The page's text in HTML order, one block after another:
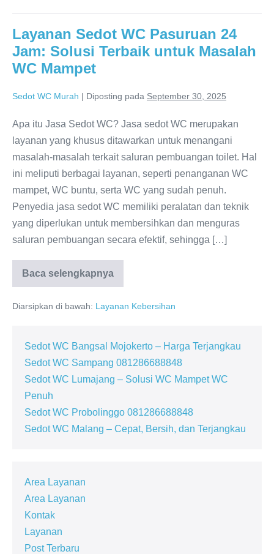
Layanan Sedot WC Pasuruan 24
Jam: Solusi Terbaik untuk Masalah
WC Mampet
Sedot WC Murah | Diposting pada September 30, 2025
Apa itu Jasa Sedot WC? Jasa sedot WC merupakan
layanan yang khusus ditawarkan untuk menangani
masalah-masalah terkait saluran pembuangan toilet. Hal
ini meliputi berbagai layanan, seperti penanganan WC
mampet, WC buntu, serta WC yang sudah penuh.
Penyedia jasa sedot WC memiliki peralatan dan teknik
yang diperlukan untuk membersihkan dan menguras
saluran pembuangan secara efektif, sehingga […]
Baca selengkapnya
Layanan
Sedot
Pasuruan
Terbaik
Masalah
WC
Mampet
Diarsipkan di bawah: Layanan Kebersihan
Sedot WC Bangsal Mojokerto – Harga Terjangkau
Sedot WC Sampang 081286688848
Sedot WC Lumajang – Solusi WC Mampet WC
Penuh
Sedot WC Probolinggo 081286688848
Sedot WC Malang – Cepat, Bersih, dan Terjangkau
Area Layanan
Area Layanan
Kontak
Layanan
Post Terbaru